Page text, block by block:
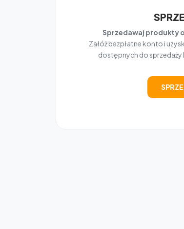
Sprzedawaj produkty
Załóż bezpłatne konto i
dostępnych do sprzedaży